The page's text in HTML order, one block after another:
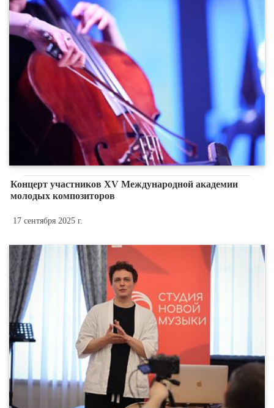
Концерт участников XV Международной академии
молодых композиторов
17 сентября 2025 г.